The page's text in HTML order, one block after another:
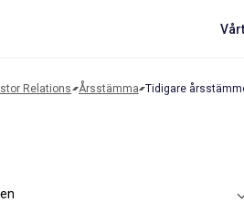
Relations Årsstämma Tidigare